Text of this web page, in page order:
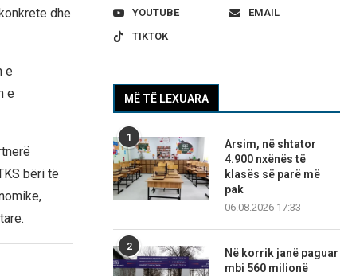
dhe
e
e
bëri të
YOUTUBE
EMAIL
TIKTOK
MË TË LEXUARA
1
Arsim, në shtator
4.900 nxënës të
klasës së parë më
pak
06.08.2026 17:33
2
Në korrik janë paguar
mbi 560 milionë